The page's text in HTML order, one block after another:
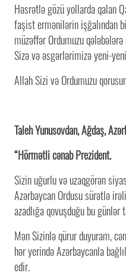
Həsrətlə gözü yollarda qalan
faşist ermənilərin işğalından
müzəffər Ordumuzu qələbələrə
Sizə və əsgərlərimizə yeni-
Allah Sizi və Ordumuzu
Taleh Yunusovdan, Ağdaş,
“Hörmətli cənab Prezident.
Sizin uğurlu və uzaqgörən
Azərbaycan Ordusu sürətlə
azadlığa qovuşduğu bu günlər
Mən Sizinlə qürur duyuram,
hər yerində Azərbaycanla
edir.